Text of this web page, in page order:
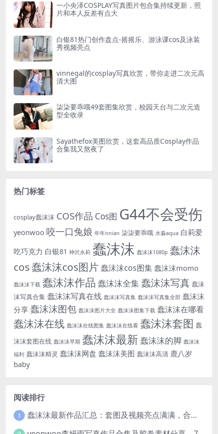
一小央泽COSPLAY写真图片包合集持续更新，照
片和本人反差有点大
白银81热门创作盘点-摇摇乐、游泳课cos及泳装
秀视频亮点
vinnegal的cosplay写真欣赏，带你走进二次元高
清大图
柒柒要乖哦49套图集欣赏，校园天台与二次元造
型全收录
Sayathefox美图欣赏，这套高品质Cosplay作品
合集我又熬夜了
热门标签
cosplay蠢沫沫 COS作品 Cos图 G44不会受伤
yeonwoo 咬一口兔娘 年年nnian 柒柒要乖哦 水淼aqua 白莉爱
吃巧克力 白银81 神沢永莉 蠢沫沫 蠢沫沫1080p 蠢沫沫
cos蠢沫沫cos图片 蠢沫沫cos图集 蠢沫沫momo
蠢沫沫下载 蠢沫沫作品 蠢沫沫全集蠢沫沫写真 蠢沫
沫写真合集 蠢沫沫写真在线 蠢沫沫写真集 蠢沫沫写真集全部 蠢沫沫
分享 蠢沫沫图包 蠢沫沫图片大全 蠢沫沫图集下载 蠢沫沫在哪看
蠢沫沫在线 蠢沫沫在线图集 蠢沫沫在线看 蠢沫沫套图 蠢
沫沫套图在线 蠢沫沫早期 蠢沫沫最新 蠢沫沫的脚 蠢沫沫
福利 蠢沫沫精灵 蠢沫沫网盘 蠢沫沫美图 蠢沫沫高清 鹿八岁
baby
阅读排行
1 蠢沫沫最新作品汇总：套图及视频亮点满满，合集一次看够